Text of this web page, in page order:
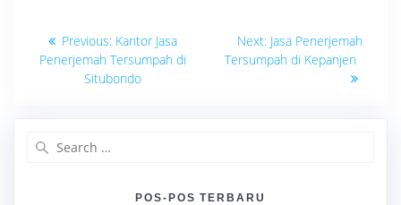
Navigasi
pos
Previous: Previous
post:
Kantor Jasa
Penerjemah Tersumpah di
Situbondo
Next: Next
post:
Jasa Penerjemah
Tersumpah di Kepanjen
POS-POS TERBARU